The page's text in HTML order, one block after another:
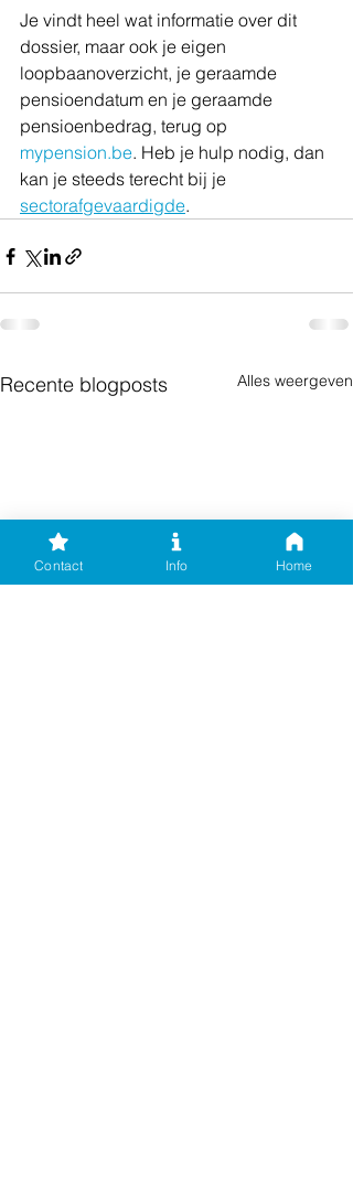
Je vindt heel wat informatie over dit
dossier, maar ook je eigen
loopbaanoverzicht, je geraamde
pensioendatum en je geraamde
pensioenbedrag, terug op
mypension.be. Heb je hulp nodig, dan
kan je steeds terecht bij je
sectorafgevaardigde.
Recente blogposts Alles weergeven
Contact Info Home